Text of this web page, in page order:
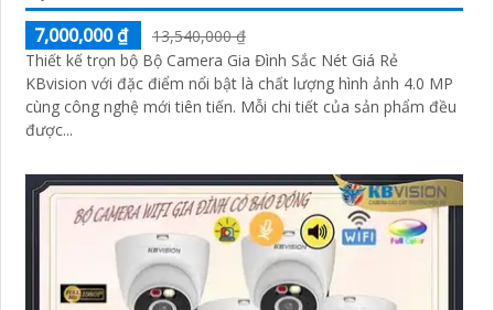
7,000,000 ₫
13,540,000 ₫
Thiết kế trọn bộ Bộ Camera Gia Đình Sắc Nét Giá Rẻ
KBvision với đặc điểm nổi bật là chất lượng hình ảnh 4.0 MP
cùng công nghệ mới tiên tiến. Mỗi chi tiết của sản phẩm đều
được...